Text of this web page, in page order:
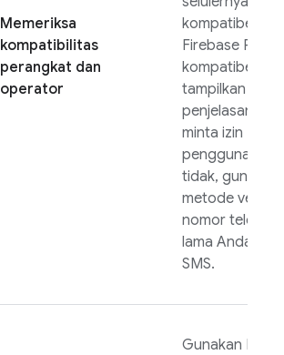
Memeriksa
kompatibilitas
perangkat dan
operator
kompatibel
Firebase PNV
kompatibel,
tampilkan layar
penjelasan,
minta izin
pengguna. Jika
tidak, gunakan
metode
nomor telepon
lama Anda,
SMS.
Gunakan